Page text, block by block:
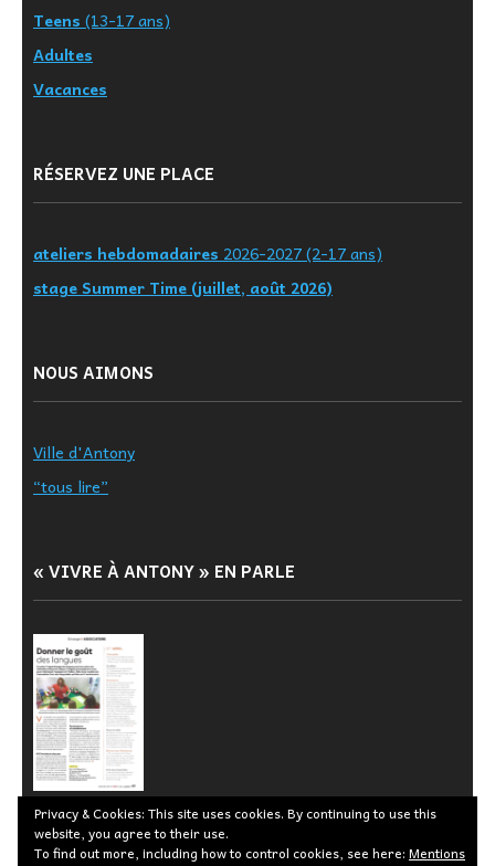
Teens (13-17 ans)
Adultes
Vacances
RÉSERVEZ UNE PLACE
ateliers hebdomadaires 2026-2027 (2-17 ans)
stage Summer Time (juillet, août 2026)
NOUS AIMONS
Ville d'Antony
“tous lire”
« VIVRE À ANTONY » EN PARLE
Privacy & Cookies: This site uses cookies. By continuing to use this
website, you agree to their use.
To find out more, including how to control cookies, see here: Mentions